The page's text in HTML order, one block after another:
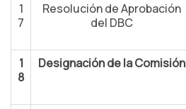
1
7
Resolución de Aprobación
del DBC
1
8
Designación de la Comisión